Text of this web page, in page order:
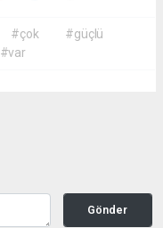
#çok
#güçlü
#var
Gönder